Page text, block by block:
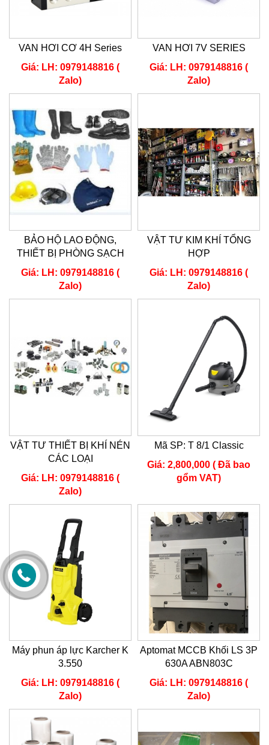
VAN HƠI CƠ 4H Series
Giá: LH: 0979148816 (
Zalo)
VAN HƠI 7V SERIES
Giá: LH: 0979148816 (
Zalo)
BẢO HỘ LAO ĐỘNG,
THIẾT BỊ PHÒNG SẠCH
Giá: LH: 0979148816 (
Zalo)
VẬT TƯ KIM KHÍ TỔNG
HỢP
Giá: LH: 0979148816 (
Zalo)
VẬT TƯ THIẾT BỊ KHÍ NÉN
CÁC LOẠI
Giá: LH: 0979148816 (
Zalo)
Mã SP: T 8/1 Classic
Giá: 2,800,000 ( Đã bao
gổm VAT)
Máy phun áp lực Karcher K
3.550
Giá: LH: 0979148816 (
Zalo)
Aptomat MCCB Khối LS 3P
630A ABN803C
Giá: LH: 0979148816 (
Zalo)